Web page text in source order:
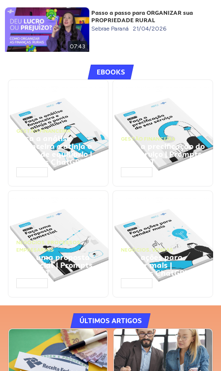
07:43
Passo a passo para ORGANIZAR sua
PROPRIEDADE RURAL
Sebrae Paraná 21/04/2026
EBOOKS
GESTÃO FINANCEIRA
Faça a análise
financeira e atinja o
ponto de equilíbrio |
Prompts ChatGPT
GESTÃO FINANCEIRA
Faça a precificação do
seu serviço | Prompts
ChatGPT
NEGÓCIOS, PROCESSOS
EMPRESARIAIS
Faça uma proposta
comercial | Prompts
ChatGPT
NEGÓCIOS, VENDAS
Faça ações para
vender mais |
Prompts ChatGPT
ÚLTIMOS ARTIGOS